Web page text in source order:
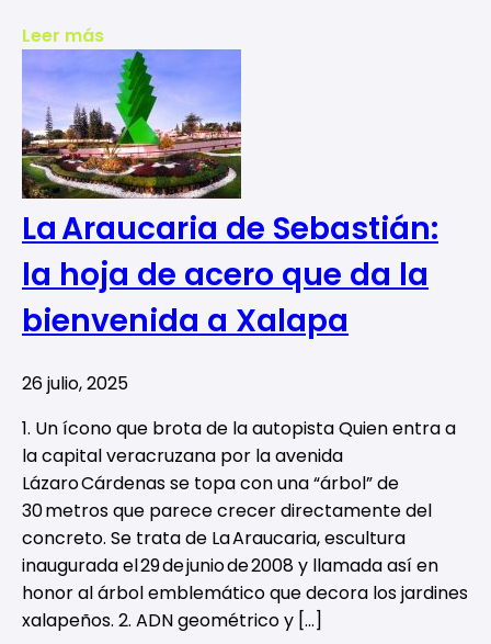
Leer más
La Araucaria de Sebastián:
la hoja de acero que da la
bienvenida a Xalapa
26 julio, 2025
1. Un ícono que brota de la autopista Quien entra a
la capital veracruzana por la avenida
Lázaro Cárdenas se topa con una “árbol” de
30 metros que parece crecer directamente del
concreto. Se trata de La Araucaria, escultura
inaugurada el 29 de junio de 2008 y llamada así en
honor al árbol emblemático que decora los jardines
xalapeños. 2. ADN geométrico y […]